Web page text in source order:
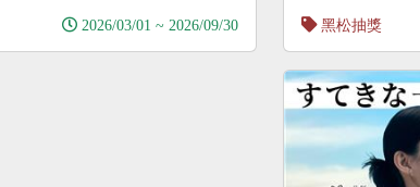
2026/03/01 ~ 2026/09/30
黑松抽獎